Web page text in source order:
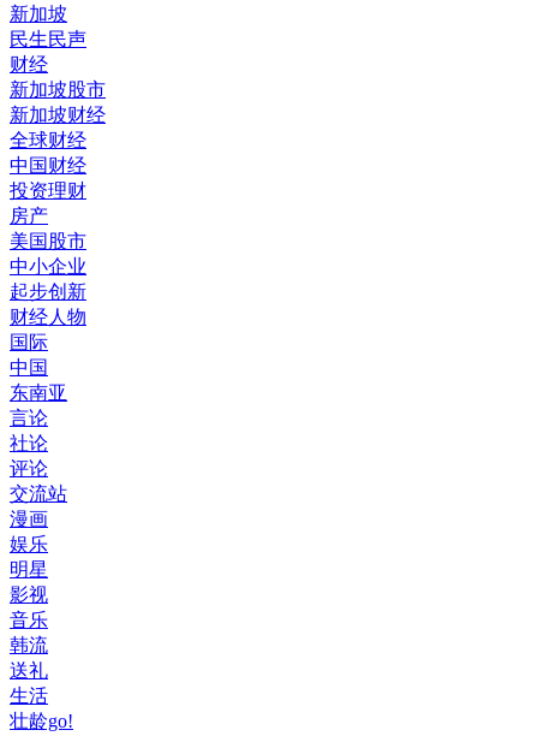
新加坡
民生民声
财经
新加坡股市
新加坡财经
全球财经
中国财经
投资理财
房产
美国股市
中小企业
起步创新
财经人物
国际
中国
东南亚
言论
社论
评论
交流站
漫画
娱乐
明星
影视
音乐
韩流
送礼
生活
壮龄go!